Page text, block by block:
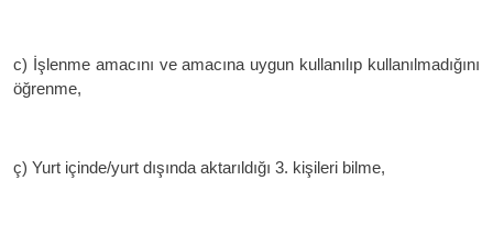
c) İşlenme amacını ve amacına uygun kullanılıp kullanılmadığını
öğrenme,
ç) Yurt içinde/yurt dışında aktarıldığı 3. kişileri bilme,